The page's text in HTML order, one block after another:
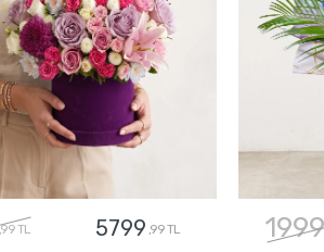
TL 5799 ,99 TL